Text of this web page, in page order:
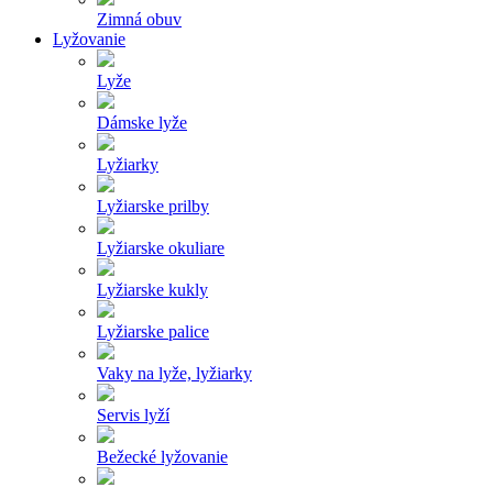
Zimná obuv
Lyžovanie
Lyže
Dámske lyže
Lyžiarky
Lyžiarske prilby
Lyžiarske okuliare
Lyžiarske kukly
Lyžiarske palice
Vaky na lyže, lyžiarky
Servis lyží
Bežecké lyžovanie